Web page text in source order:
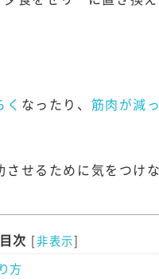
なったり、 筋肉が減
せるために気をつけ
目次 [非表示]
方